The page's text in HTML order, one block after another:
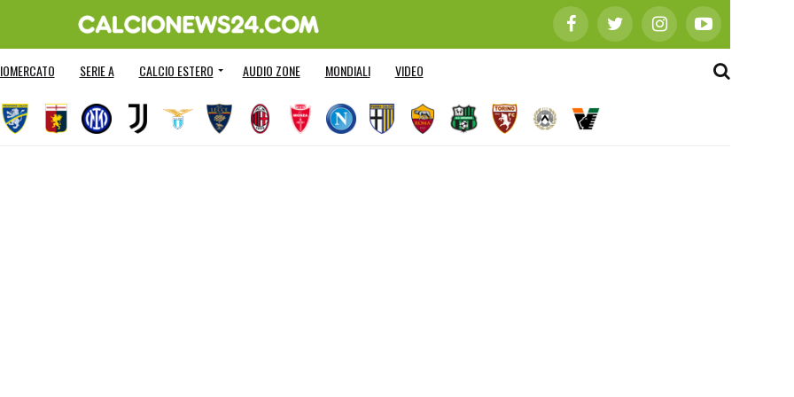
SERIE A CALCIO ESTERO AUDIO ZONE MONDIALI VIDEO